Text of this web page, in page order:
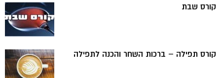
קורס שבת
קורס תפילה – ברכות השחר והכנה לתפילה